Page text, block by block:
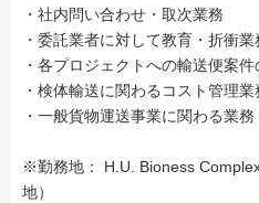
・社内問い合わせ・取次業務
・委託業者に対して教育・折衝業
・各プロジェクトへの輸送便案件
・検体輸送に関わるコスト管理業
・一般貨物運送事業に関わる業務
※勤務地： H.U. Bioness
地）